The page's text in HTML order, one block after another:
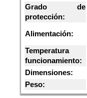
Grado de
protección:
Alimentación:
Temperatura
funcionamiento:
Dimensiones:
Peso: